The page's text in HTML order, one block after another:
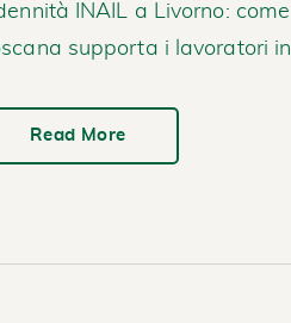
INAIL a Livorno:
supporta i lavoratori
Read More